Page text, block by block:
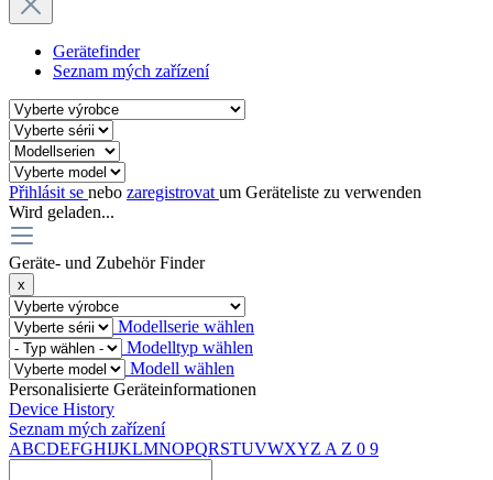
Gerätefinder
Seznam mých zařízení
Přihlásit se nebo zaregistrovat um Geräteliste zu verwenden
Wird geladen...
Geräte- und Zubehör Finder
x
Modellserie wählen
Modelltyp wählen
Modell wählen
Personalisierte Geräteinformationen
Device History
Seznam mých zařízení
ABCDEFGHIJKLMNOPQRSTUVWXYZ A Z 0 9